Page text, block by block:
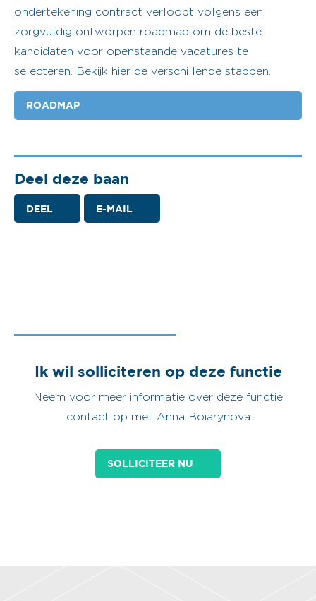
ondertekening contract verloopt volgens een
zorgvuldig ontworpen roadmap om de beste
kandidaten voor openstaande vacatures te
selecteren. Bekijk hier de verschillende stappen.
ROADMAP
Deel deze baan
DEEL E-MAIL
Ik wil solliciteren op deze functie
Neem voor meer informatie over deze functie
contact op met Anna Boiarynova
SOLLICITEER NU